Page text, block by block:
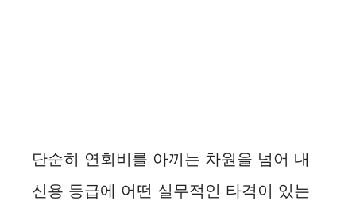
단순히 연회비를 아끼는 차원을 넘어 내
신용 등급에 어떤 실무적인 타격이 있는